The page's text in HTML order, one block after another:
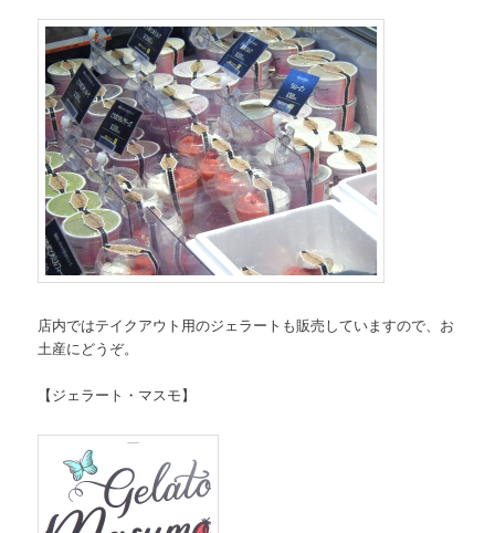
店内ではテイクアウト用のジェラートも販売していますので、お
土産にどうぞ。
【ジェラート・マスモ】